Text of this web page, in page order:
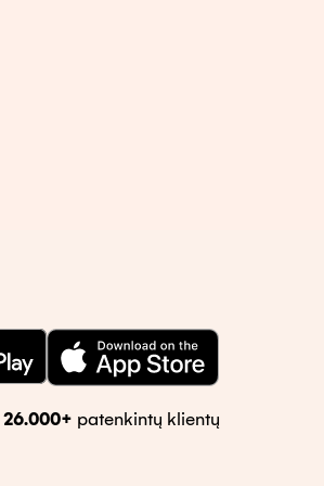
26.000+ patenkintų klientų